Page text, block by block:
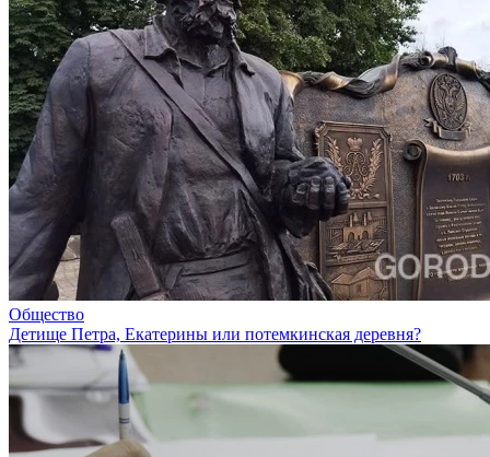
Общество
Детище Петра, Екатерины или потемкинская деревня?